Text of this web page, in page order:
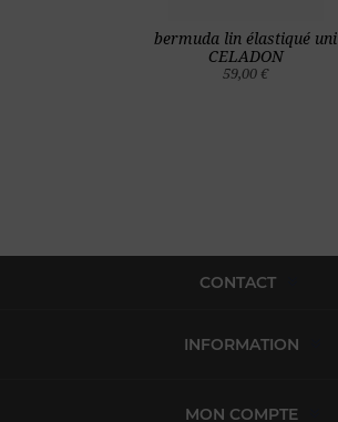
bermuda lin élastiqué uni
CELADON
59,00 €
CONTACT
INFORMATION
MON COMPTE